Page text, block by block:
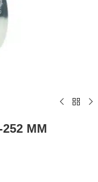
MM